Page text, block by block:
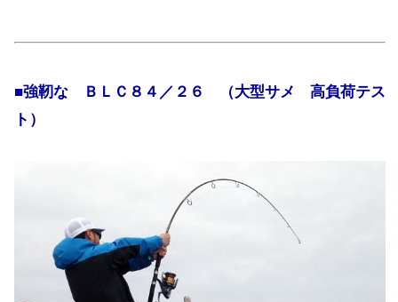
■強靭な ＢＬＣ８４／２６ （大型サメ 高負荷テス
ト）